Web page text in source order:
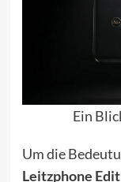
Ein
Um die
Leitzphone